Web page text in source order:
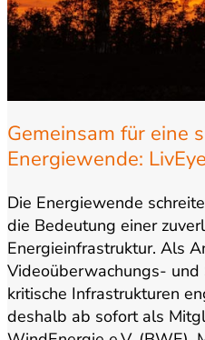
Gemeinsam für eine
Energiewende:
Die Energiewende
die Bedeutung einer
Energieinfrastruktur. Als
Videoüberwachungs- und
kritische Infrastrukturen
deshalb ab sofort als